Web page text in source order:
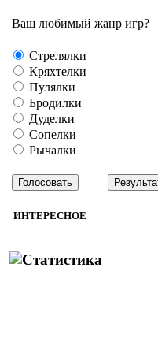
Ваш любимый жанр игр?
Стрелялки
Кряхтелки
Пулялки
Бродилки
Дуделки
Сопелки
Рычалки
ИНТЕРЕСНОЕ